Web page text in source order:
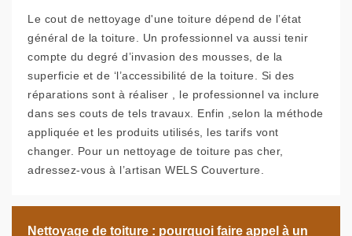
Le cout de nettoyage d'une toiture dépend de l’état
général de la toiture. Un professionnel va aussi tenir
compte du degré d’invasion des mousses, de la
superficie et de ‘l’accessibilité de la toiture. Si des
réparations sont à réaliser , le professionnel va inclure
dans ses couts de tels travaux. Enfin ,selon la méthode
appliquée et les produits utilisés, les tarifs vont
changer. Pour un nettoyage de toiture pas cher,
adressez-vous à l’artisan WELS Couverture.
Nettoyage de toiture : pourquoi faire appel à un